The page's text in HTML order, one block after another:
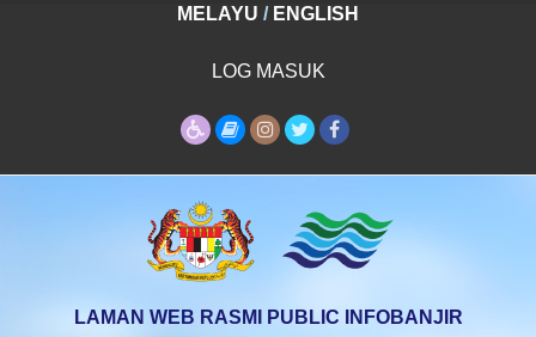
MELAYU / ENGLISH
LOG MASUK
LAMAN WEB RASMI PUBLIC INFOBANJIR